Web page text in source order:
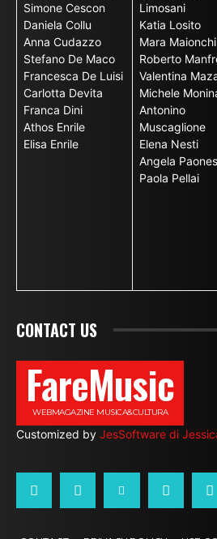
Simone Cescon
Daniela Collu
Anna Cudazzo
Stefano De Maco
Francesca De Luisi
Carlotta Devita
Franca Dini
Athos Enrile
Elisa Enrile
Limosani
Katia Losito
Mara Maionchi
Roberto
Valentina
Michele
Antonino
Muscaglione
Elena Nesti
Angela
Paola Pellai
CONTACT US
FareMusic
WEBMAGAZINE MUSICA&CULTURA
Customized by JesSoftware di